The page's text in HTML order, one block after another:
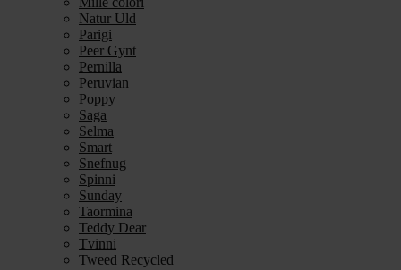
Natur Uld
Parigi
Peer Gynt
Pernilla
Peruvian
Poppy
Saga
Selma
Smart
Snefnug
Spinni
Sunday
Taormina
Teddy Dear
Tvinni
Tweed Recycled